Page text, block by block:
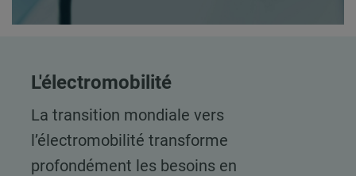
L'électromobilité
La transition mondiale vers
l’électromobilité transforme
profondément les besoins en